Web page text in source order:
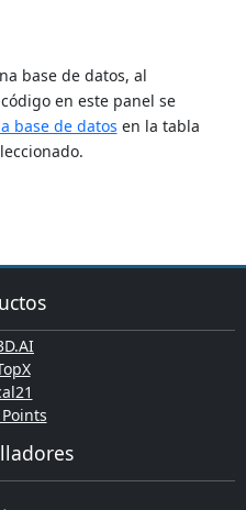
base de datos, al
en este panel se
base de datos en la tabla